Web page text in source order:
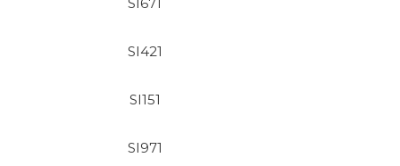
SI421
SI151
SI971